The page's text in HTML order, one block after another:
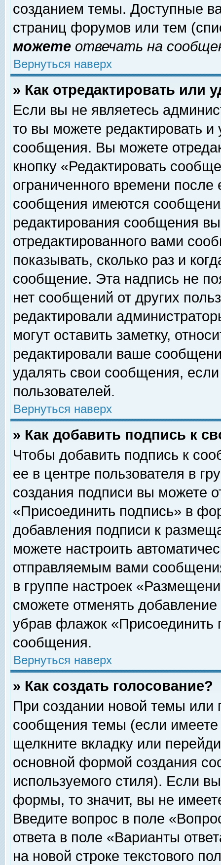
созданием темы. Доступные
страниц форумов или тем
можете отвечать на
Вернуться наверх
» Как отредактировать или
Если вы не являетесь
то вы можете редактировать и
сообщения. Вы можете
кнопку «Редактировать
ограниченного времени
сообщения имеются
редактирования сообщения
отредактированного вами
показывать, сколько раз и
сообщение. Эта надпись не
нет сообщений от других
редактировали
могут оставить заметку,
редактировали ваше
удалять свои сообщения,
пользователей.
Вернуться наверх
» Как добавить подпись к
Чтобы добавить подпись к
ее в центре пользователя в
создания подписи вы можете
«Присоединить подпись» в
добавления подписи к
можете настроить
отправляемым вами
в группе настроек
сможете отменять
убрав флажок «Присоединить
сообщения.
Вернуться наверх
» Как создать голосование?
При создании новой темы или
сообщения темы (если
щелкните вкладку или
основной формой создания
используемого стиля). Если
формы, то значит, вы не
Введите вопрос в поле
ответа в поле «Варианты
на новой строке текстового